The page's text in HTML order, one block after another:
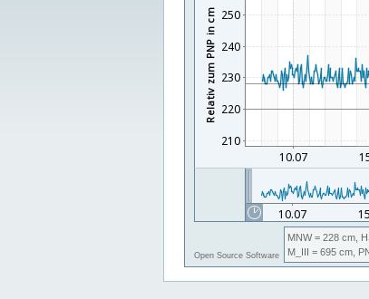
Open Source Software
MNW= 228 cm,
M_III = 695 cm,